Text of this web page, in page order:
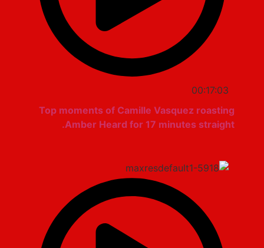
00:17:03
Top moments of Camille Vasquez roasting
Amber Heard for 17 minutes straight.